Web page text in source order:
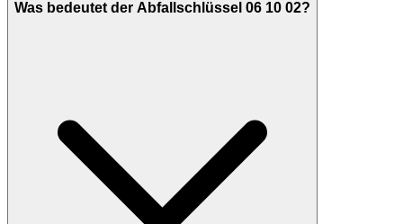
Was bedeutet der Abfallschlüssel 06 10 02?